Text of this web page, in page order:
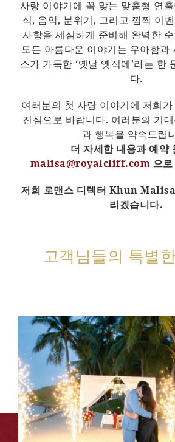
사랑 이야기에 꼭 맞는 맞춤형 연
식, 음악, 분위기, 그리고 깜짝 이
사항을 세심하게 준비해 완벽한
모든 아름다운 이야기는 우아함과
스가 가득한 ‘옛날 옛적에’라는 한
다.
여러분의 첫 사랑 이야기에 저희
진심으로 바랍니다. 여러분의 기
과 행복을 약속드립
더 자세한 내용과 예약
malisa@royalcliff.com 으
저희 로맨스 디렉터 Khun
리겠습니다.
고객님들의 특별